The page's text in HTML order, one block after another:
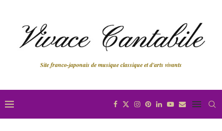
Site franco-japonais de musique classique et d'arts vivants